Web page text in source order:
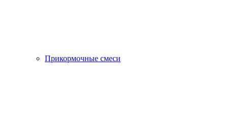
Прикормочные смеси